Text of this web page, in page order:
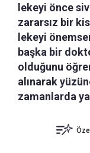
lekeyi önce
zararsız bir
lekeyi
başka bir
olduğunu
alınarak
zamanlarda